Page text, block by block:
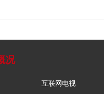
况
互联网电视